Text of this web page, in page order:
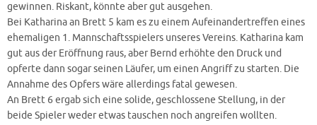
gewinnen. Riskant, könnte aber gut ausgehen.
Bei Katharina an Brett 5 kam es zu einem Aufeinandertreffen eines
ehemaligen 1. Mannschaftsspielers unseres Vereins. Katharina kam
gut aus der Eröffnung raus, aber Bernd erhöhte den Druck und
opferte dann sogar seinen Läufer, um einen Angriff zu starten. Die
Annahme des Opfers wäre allerdings fatal gewesen.
An Brett 6 ergab sich eine solide, geschlossene Stellung, in der
beide Spieler weder etwas tauschen noch angreifen wollten.